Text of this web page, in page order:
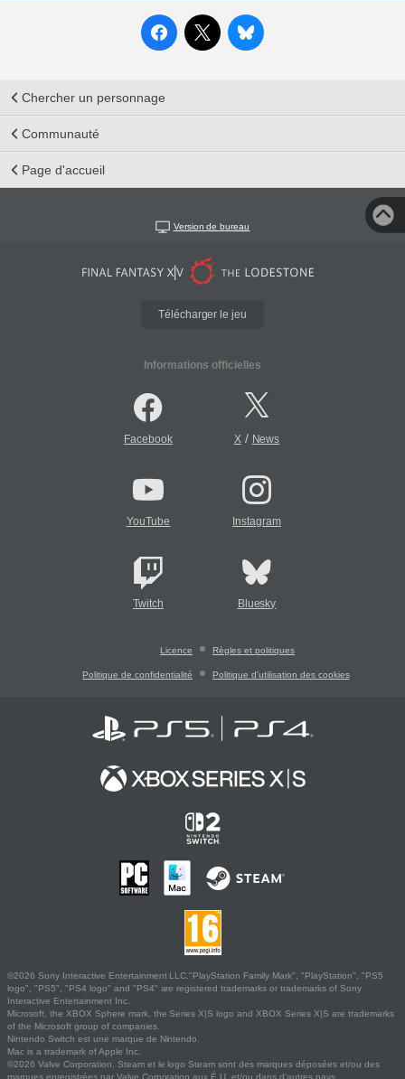
Chercher un personnage
Communauté
Page d'accueil
Version de bureau
Télécharger le jeu
Informations officielles
Facebook X/ News
YouTube Instagram
Twitch Bluesky
Licence Règles et politiques
Politique de confidentialité Politique d'utilisation des cookies
©2026 Sony Interactive Entertainment LLC."PlayStation Family Mark", "PlayStation", "PS5
logo", "PS5", "PS4 logo" and "PS4" are registered trademarks or trademarks of Sony
Interactive Entertainment Inc.
Microsoft, the XBOX Sphere mark, the Series X|S logo and XBOX Series X|S are trademarks
of the Microsoft group of companies.
Nintendo Switch est une marque de Nintendo.
Mac is a trademark of Apple Inc.
©2026 Valve Corporation. Steam et le logo Steam sont des marques déposées et/ou des
marques enregistrées par Valve Corporation aux É.U. et/ou dans d'autres pays.